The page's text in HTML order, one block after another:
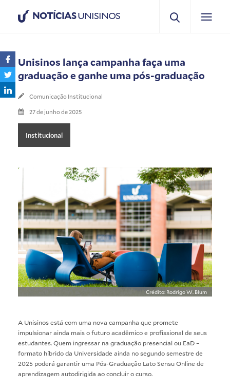
NOTÍCIASUNISINOS
Unisinos lança campanha faça uma
graduação e ganhe uma pós-graduação
Comunicação Institucional
27 de junho de 2025
Institucional
Crédito: Rodrigo W. Blum
A Unisinos está com uma nova campanha que promete
impulsionar ainda mais o futuro acadêmico e profissional de seus
estudantes. Quem ingressar na graduação presencial ou EaD –
formato híbrido da Universidade ainda no segundo semestre de
2025 poderá garantir uma Pós-Graduação Lato Sensu Online de
aprendizagem autodirigida ao concluir o curso.